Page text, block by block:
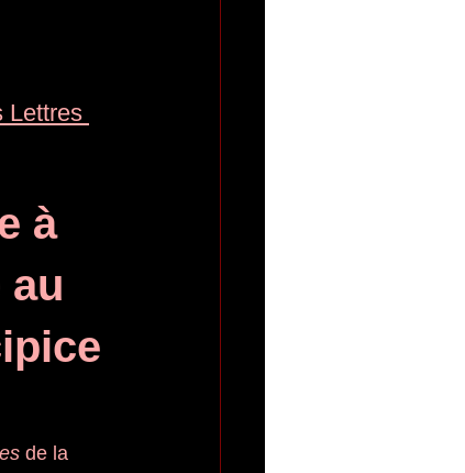
Lettres
à
au
de la